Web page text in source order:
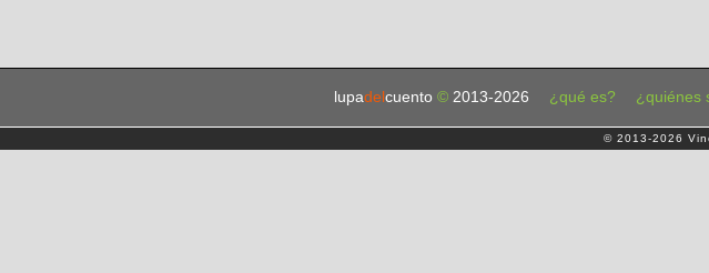
lupadel cuento © 2013-2026 ¿qué es? ¿quiénes
© 2013-2026